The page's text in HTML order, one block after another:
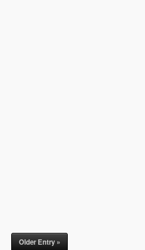
Older Entry »